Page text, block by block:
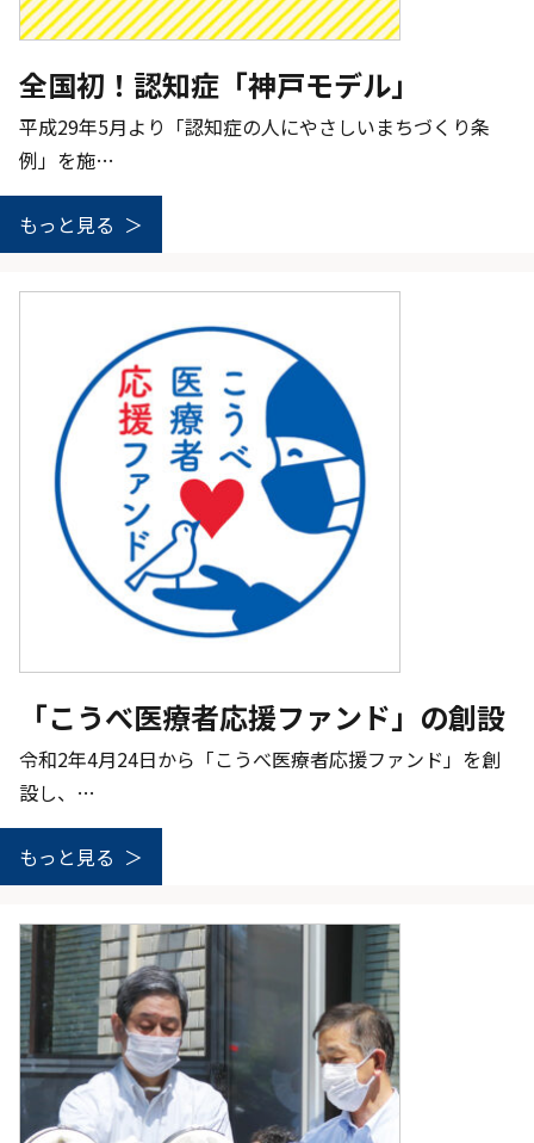
全国初！認知症「神戸モデル」
平成29年5月より「認知症の人にやさしいまちづくり条
例」を施…
もっと見る
「こうべ医療者応援ファンド」の創設
令和2年4月24日から「こうべ医療者応援ファンド」を創
設し、…
もっと見る